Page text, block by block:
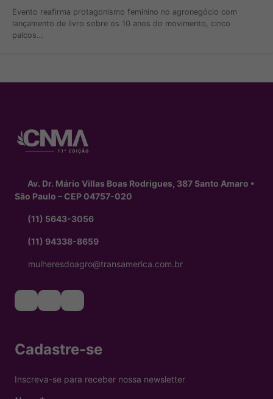
Evento reafirma protagonismo feminino no agronegócio com
lançamento de livro sobre os 10 anos do movimento, cinco
palcos…
Av. Dr. Mário Villas Boas Rodrigues, 387 Santo Amaro •
São Paulo – CEP 04757-020
(11) 5643-3056
(11) 94338-8659
mulheresdoagro@transamerica.com.br
Cadastre-se
Inscreva-se para receber nossa newsletter